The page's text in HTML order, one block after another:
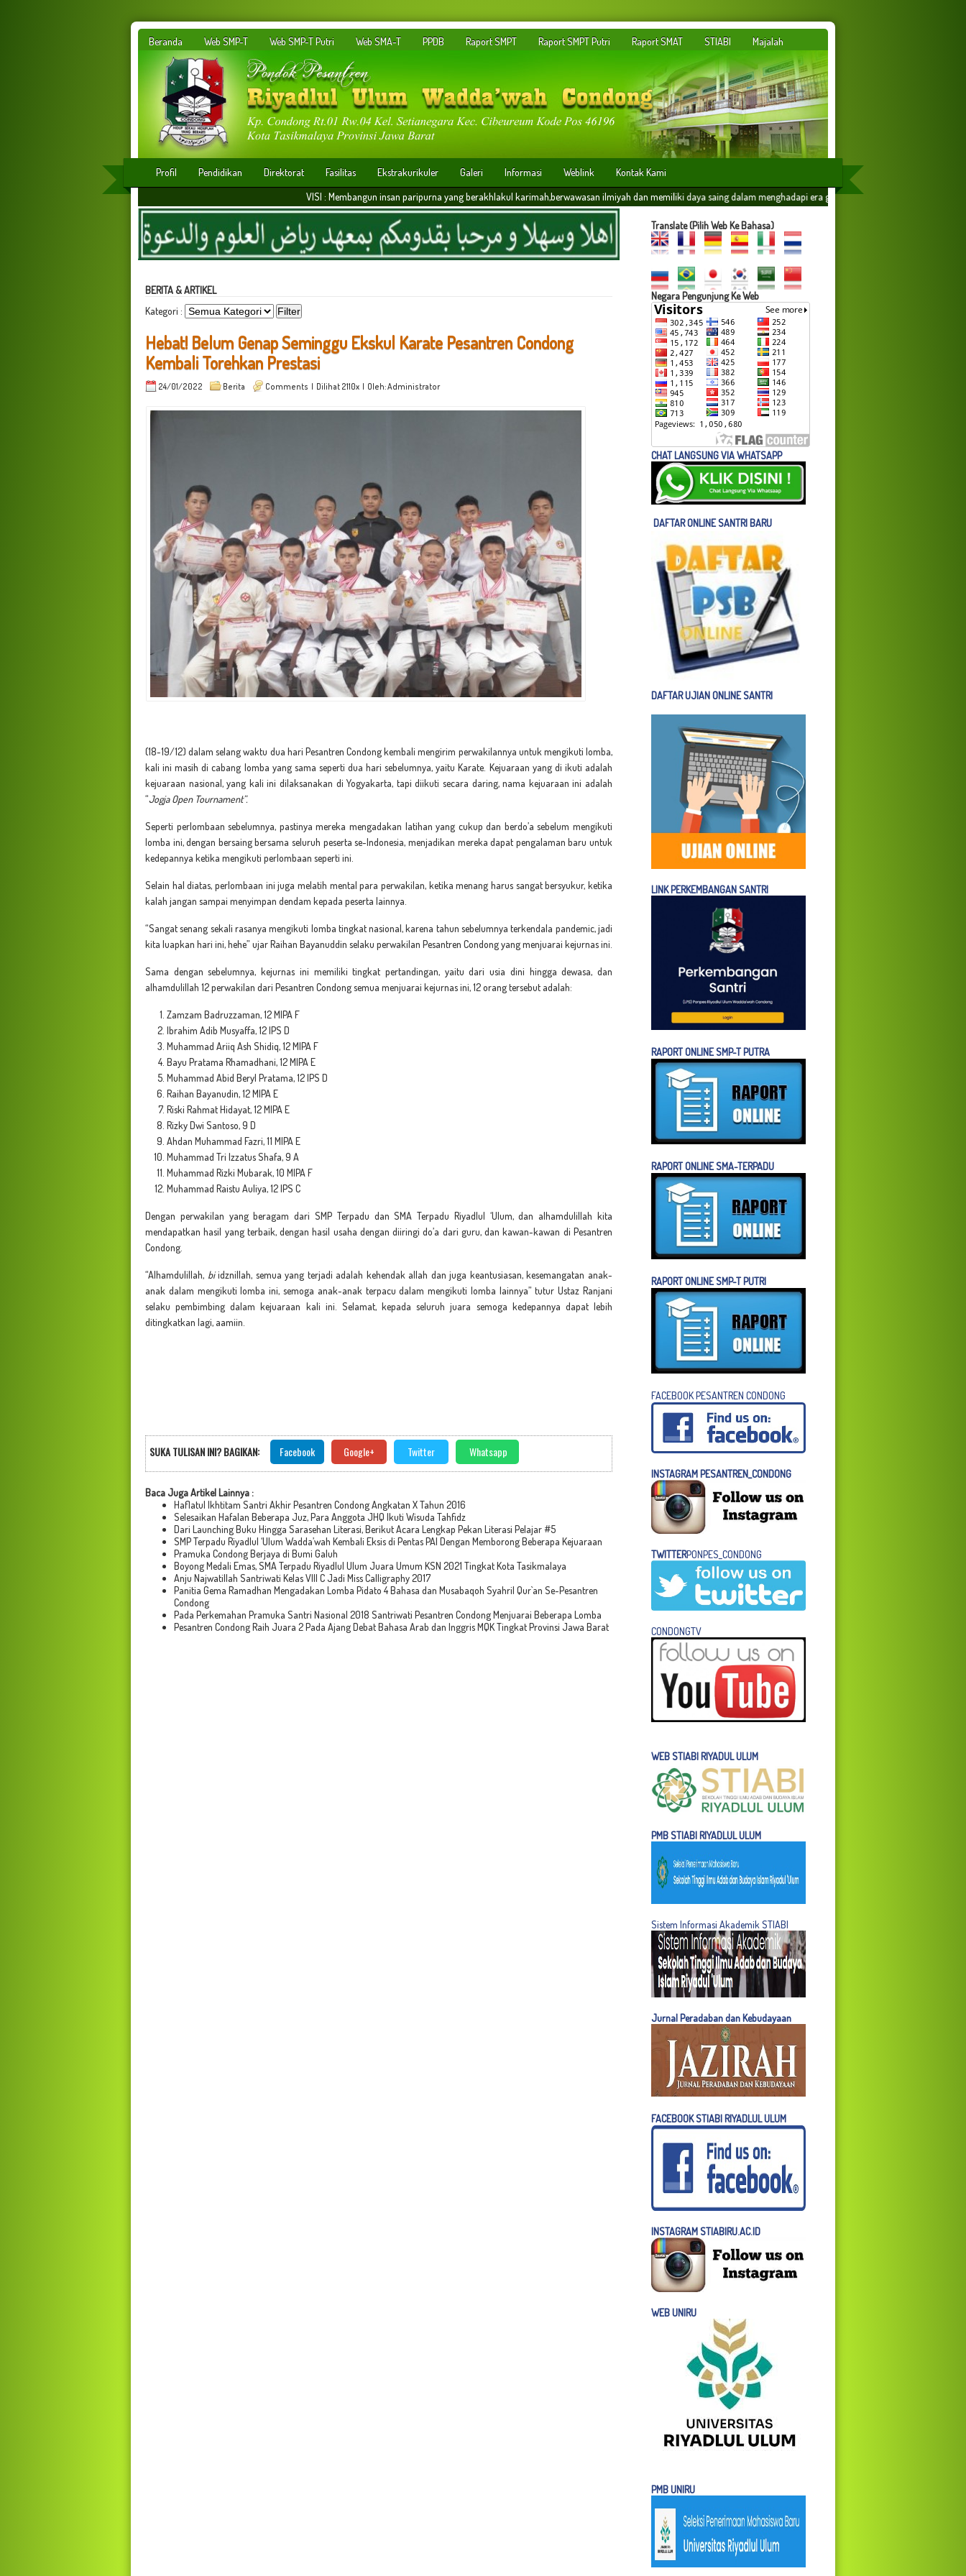
Beranda Web SMP-T Web SMP-T Putri Web SMA-T PPDB Raport SMPT Raport SMPT Putri Raport SMAT STIABI Majalah
Profil Pendidikan Direktorat Fasilitas Ekstrakurikuler Galeri Informasi Weblink
Kontak Kami
VISI : Membangun insan paripurna yang berakhlakul karimah,berwawasan ilmiyah dan memiliki daya saing dalam menghadapi era globalisasi yang dilandasi oleh ilmu
BERITA & ARTIKEL
Kategori :
Hebat! Belum Genap Seminggu Ekskul Karate Pesantren Condong
Kembali Torehkan Prestasi
24/01/2022 Berita Comments | Dilihat 2110x | Oleh: Administrator
(18-19/12) dalam selang waktu dua hari Pesantren Condong kembali mengirim perwakilannya untuk mengikuti lomba,
kali ini masih di cabang lomba yang sama seperti dua hari sebelumnya, yaitu Karate. Kejuaraan yang di ikuti adalah
kejuaraan nasional, yang kali ini dilaksanakan di Yogyakarta, tapi diikuti secara daring, nama kejuaraan ini adalah
“Jogja Open Tournament”.
Seperti perlombaan sebelumnya, pastinya mereka mengadakan latihan yang cukup dan berdo’a sebelum mengikuti
lomba ini, dengan bersaing bersama seluruh peserta se-Indonesia, menjadikan mereka dapat pengalaman baru untuk
kedepannya ketika mengikuti perlombaan seperti ini.
Selain hal diatas, perlombaan ini juga melatih mental para perwakilan, ketika menang harus sangat bersyukur, ketika
kalah jangan sampai menyimpan dendam kepada peserta lainnya.
“Sangat senang sekali rasanya mengikuti lomba tingkat nasional, karena tahun sebelumnya terkendala pandemic, jadi
kita luapkan hari ini, hehe” ujar Raihan Bayanuddin selaku perwakilan Pesantren Condong yang menjuarai kejurnas ini.
Sama dengan sebelumnya, kejurnas ini memiliki tingkat pertandingan, yaitu dari usia dini hingga dewasa, dan
alhamdulillah 12 perwakilan dari Pesantren Condong semua menjuarai kejurnas ini, 12 orang tersebut adalah:
Zamzam Badruzzaman, 12 MIPA F
Ibrahim Adib Musyaffa, 12 IPS D
Muhammad Ariiq Ash Shidiq, 12 MIPA F
Bayu Pratama Rhamadhani, 12 MIPA E
Muhammad Abid Beryl Pratama, 12 IPS D
Raihan Bayanudin, 12 MIPA E
Riski Rahmat Hidayat, 12 MIPA E
Rizky Dwi Santoso, 9 D
Ahdan Muhammad Fazri, 11 MIPA E
Muhammad Tri Izzatus Shafa, 9 A
Muhammad Rizki Mubarak, 10 MIPA F
Muhammad Raistu Auliya, 12 IPS C
Dengan perwakilan yang beragam dari SMP Terpadu dan SMA Terpadu Riyadlul ‘Ulum, dan alhamdulillah kita
mendapatkan hasil yang terbaik, dengan hasil usaha dengan diiringi do’a dari guru, dan kawan-kawan di Pesantren
Condong.
“Alhamdulillah, biidznillah, semua yang terjadi adalah kehendak allah dan juga keantusiasan, kesemangatan anak-
anak dalam mengikuti lomba ini, semoga anak-anak terpacu dalam mengikuti lomba lainnya” tutur Ustaz Ranjani
selaku pembimbing dalam kejuaraan kali ini. Selamat, kepada seluruh juara semoga kedepannya dapat lebih
ditingkatkan lagi, aamiin.
SUKA TULISAN INI? BAGIKAN: Facebook Google+ Twitter Whatsapp
Baca Juga Artikel Lainnya :
Haflatul Ikhtitam Santri Akhir Pesantren Condong Angkatan X Tahun 2016
Selesaikan Hafalan Beberapa Juz, Para Anggota JHQ Ikuti Wisuda Tahfidz
Dari Launching Buku Hingga Sarasehan Literasi, Berikut Acara Lengkap Pekan Literasi Pelajar #5
SMP Terpadu Riyadlul ‘Ulum Wadda’wah Kembali Eksis di Pentas PAI Dengan Memborong Beberapa Kejuaraan
Pramuka Condong Berjaya di Bumi Galuh
Boyong Medali Emas, SMA Terpadu Riyadlul Ulum Juara Umum KSN 2021 Tingkat Kota Tasikmalaya
Anju Najwatillah Santriwati Kelas VIII C Jadi Miss Calligraphy 2017
Panitia Gema Ramadhan Mengadakan Lomba Pidato 4 Bahasa dan Musabaqoh Syahril Qur`an Se-Pesantren
Condong
Pada Perkemahan Pramuka Santri Nasional 2018 Santriwati Pesantren Condong Menjuarai Beberapa Lomba
Pesantren Condong Raih Juara 2 Pada Ajang Debat Bahasa Arab dan Inggris MQK Tingkat Provinsi Jawa Barat
Translate (Pilih Web Ke Bahasa)
Negara Pengunjung Ke Web
CHAT LANGSUNG VIA WHATSAPP
DAFTAR ONLINE SANTRI BARU
DAFTAR UJIAN ONLINE SANTRI
LINK PERKEMBANGAN SANTRI
RAPORT ONLINE SMP-T PUTRA
RAPORT ONLINE SMA-TERPADU
RAPORT ONLINE SMP-T PUTRI
FACEBOOK PESANTREN CONDONG
INSTAGRAM PESANTREN_CONDONG
TWITTERPONPES_CONDONG
CONDONGTV
WEB STIABI RIYADUL ULUM
PMB STIABI RIYADLUL ULUM
Sistem Informasi Akademik STIABI
Jurnal Peradaban dan Kebudayaan
FACEBOOK STIABI RIYADLUL ULUM
INSTAGRAM STIABIRU.AC.ID
WEB UNIRU
PMB UNIRU